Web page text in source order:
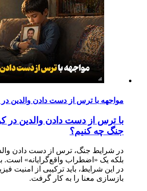
مواجهه با ترس از دست دادن والدین
با ترس از دست دادن والدین در
جنگ چه کنیم؟
در شرایط جنگ، ترس از دست دادن
بلکه یک «اضطراب واقع‌گرایانه» است.
در این شرایط، باید ترکیبی از امنیت
بازسازی معنا را به کار گرفت.